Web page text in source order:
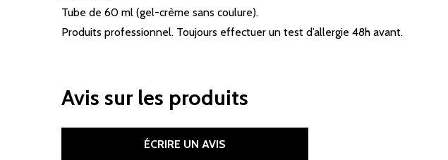
Tube de 60 ml (gel-crème sans coulure).
Produits professionnel. Toujours effectuer un test d’allergie 48h avant.
Avis sur les produits
ÉCRIRE UN AVIS